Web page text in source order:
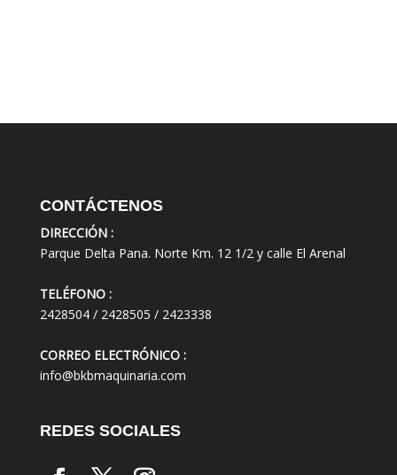
CONTÁCTENOS
DIRECCIÓN :
Parque Delta Pana. Norte Km. 12 1/2 y calle El Arenal
TELÉFONO :
2428504 / 2428505 / 2423338
CORREO ELECTRÓNICO :
info@bkbmaquinaria.com
REDES SOCIALES